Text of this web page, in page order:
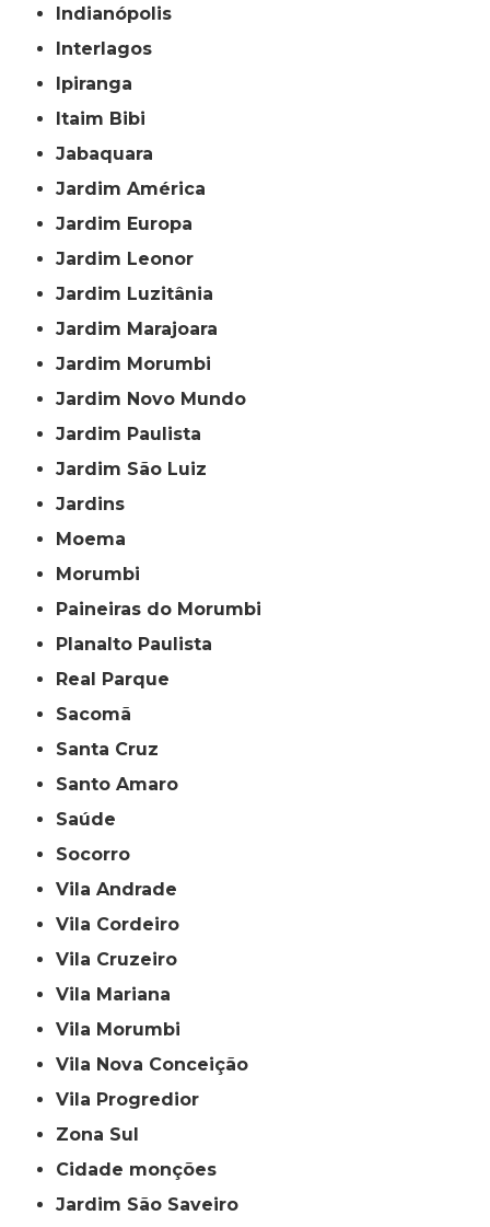
Indianópolis
Interlagos
Ipiranga
Itaim Bibi
Jabaquara
Jardim América
Jardim Europa
Jardim Leonor
Jardim Luzitânia
Jardim Marajoara
Jardim Morumbi
Jardim Novo Mundo
Jardim Paulista
Jardim São Luiz
Jardins
Moema
Morumbi
Paineiras do Morumbi
Planalto Paulista
Real Parque
Sacomã
Santa Cruz
Santo Amaro
Saúde
Socorro
Vila Andrade
Vila Cordeiro
Vila Cruzeiro
Vila Mariana
Vila Morumbi
Vila Nova Conceição
Vila Progredior
Zona Sul
cidade monções
jardim São Saveiro